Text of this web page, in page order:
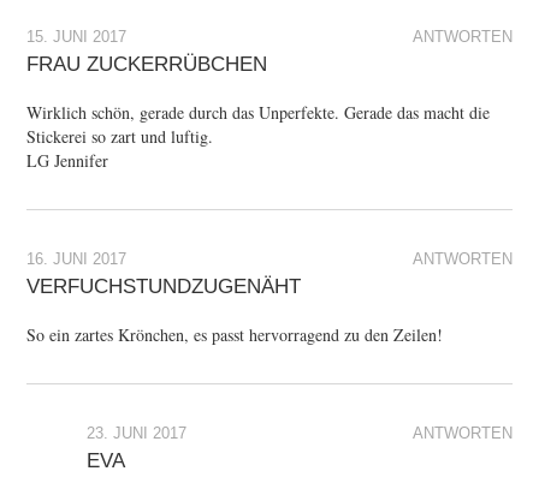
ANTWORTEN
15. JUNI 2017
FRAU ZUCKERRÜBCHEN
Wirklich schön, gerade durch das Unperfekte. Gerade das macht die
Stickerei so zart und luftig.
LG Jennifer
ANTWORTEN
16. JUNI 2017
VERFUCHSTUNDZUGENÄHT
So ein zartes Krönchen, es passt hervorragend zu den Zeilen!
ANTWORTEN
23. JUNI 2017
EVA